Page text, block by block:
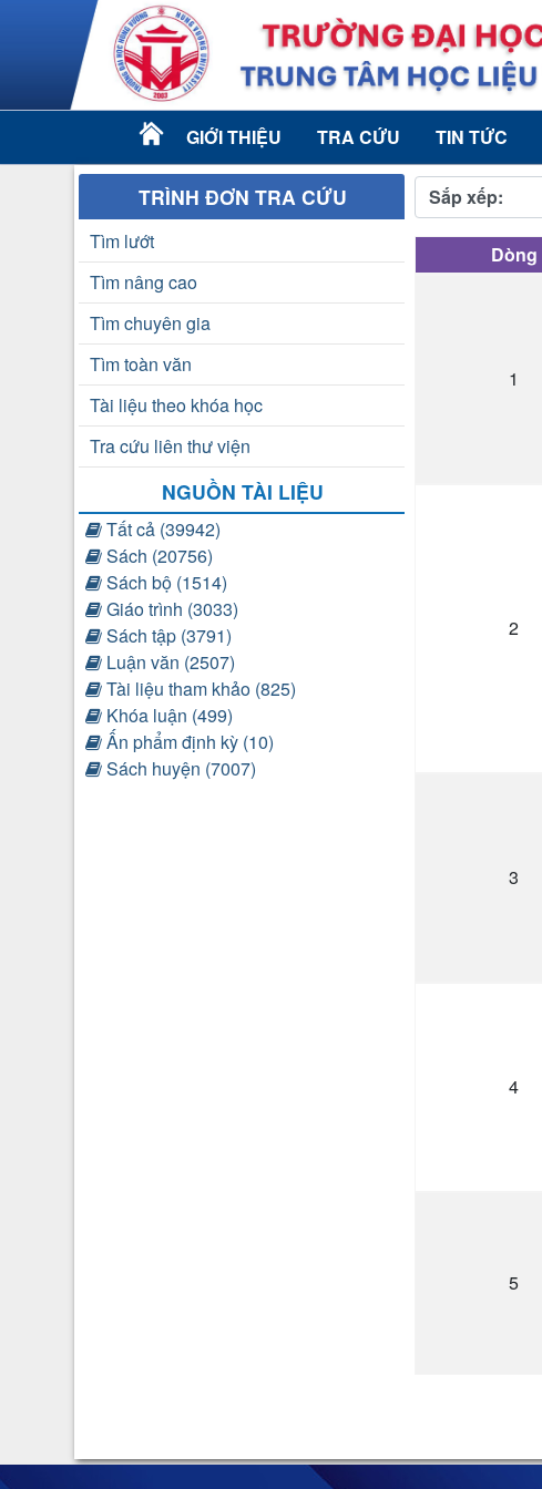
GIỚI THIỆU TRA CỨU TIN TỨC
TRÌNH ĐƠN TRA CỨU
Tìm lướt
Tìm nâng cao
Tìm chuyên gia
Tìm toàn văn
Tài liệu theo khóa học
Tra cứu liên thư viện
NGUỒN TÀI LIỆU
Tất cả (39942)
Sách (20756)
Sách bộ (1514)
Giáo trình (3033)
Sách tập (3791)
Luận văn (2507)
Tài liệu tham khảo (825)
Khóa luận (499)
Ấn phẩm định kỳ (10)
Sách huyện (7007)
Sắp xếp:
Dòng
1
2
3
4
5